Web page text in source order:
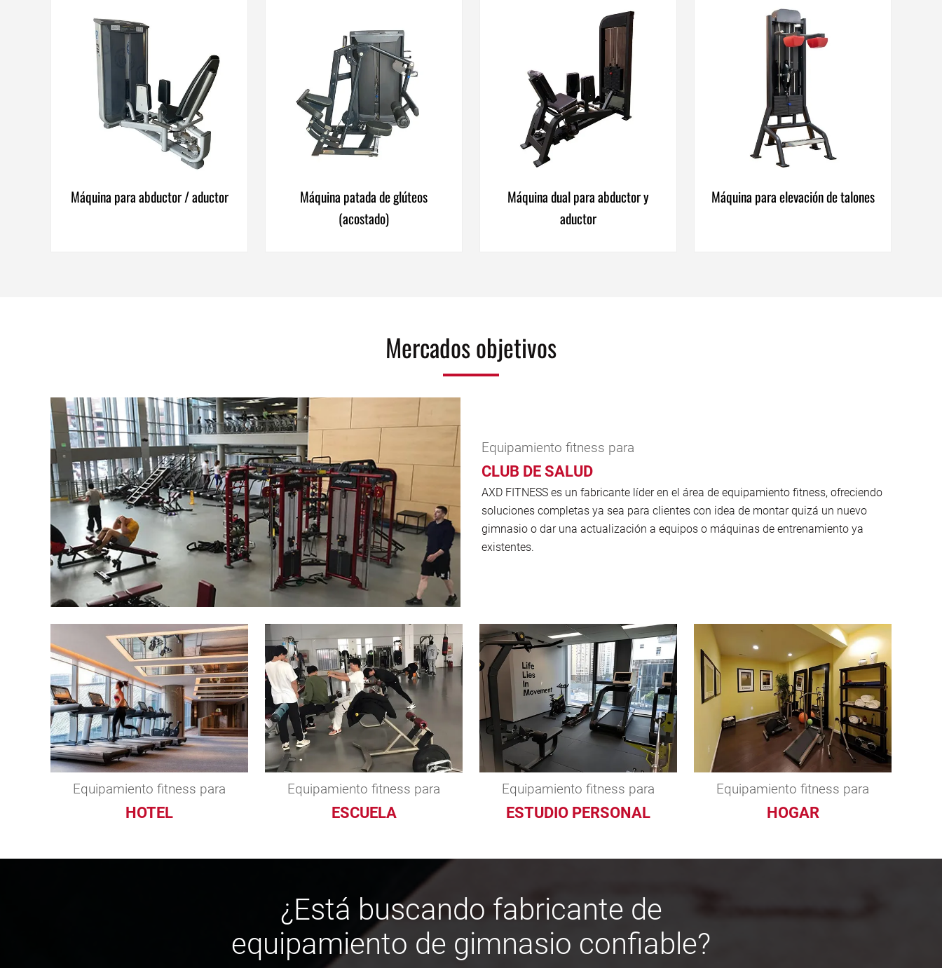
Máquina para abductor / aductor
Máquina patada de glúteos
(acostado)
Máquina dual para abductor y
aductor
Máquina para elevación de talones
Mercados objetivos
Equipamiento fitness para
CLUB DE SALUD
AXD FITNESS es un fabricante líder en el área de equipamiento fitness, ofreciendo
soluciones completas ya sea para clientes con idea de montar quizá un nuevo
gimnasio o dar una actualización a equipos o máquinas de entrenamiento ya
existentes.
Equipamiento fitness para
HOTEL
Equipamiento fitness para
ESCUELA
Equipamiento fitness para
ESTUDIO PERSONAL
Equipamiento fitness para
HOGAR
¿Está buscando fabricante de
equipamiento de gimnasio confiable?